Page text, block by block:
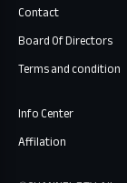
Contact
Board Of Directors
Terms and condition
Info Center
Affilation